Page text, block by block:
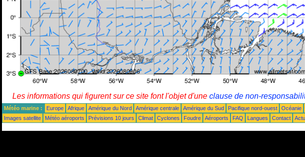
Les informations qui figurent sur ce site font l'objet d'une clause de non-
Météo marine : Europe Afrique Amérique du Nord Amérique centrale Amérique du Sud Pacifique nord-ouest Océanie
Images satellite
Météo aéroports Prévisions 10 jours Climat Cyclones Foudre Aéroports FAQ Langues Contact